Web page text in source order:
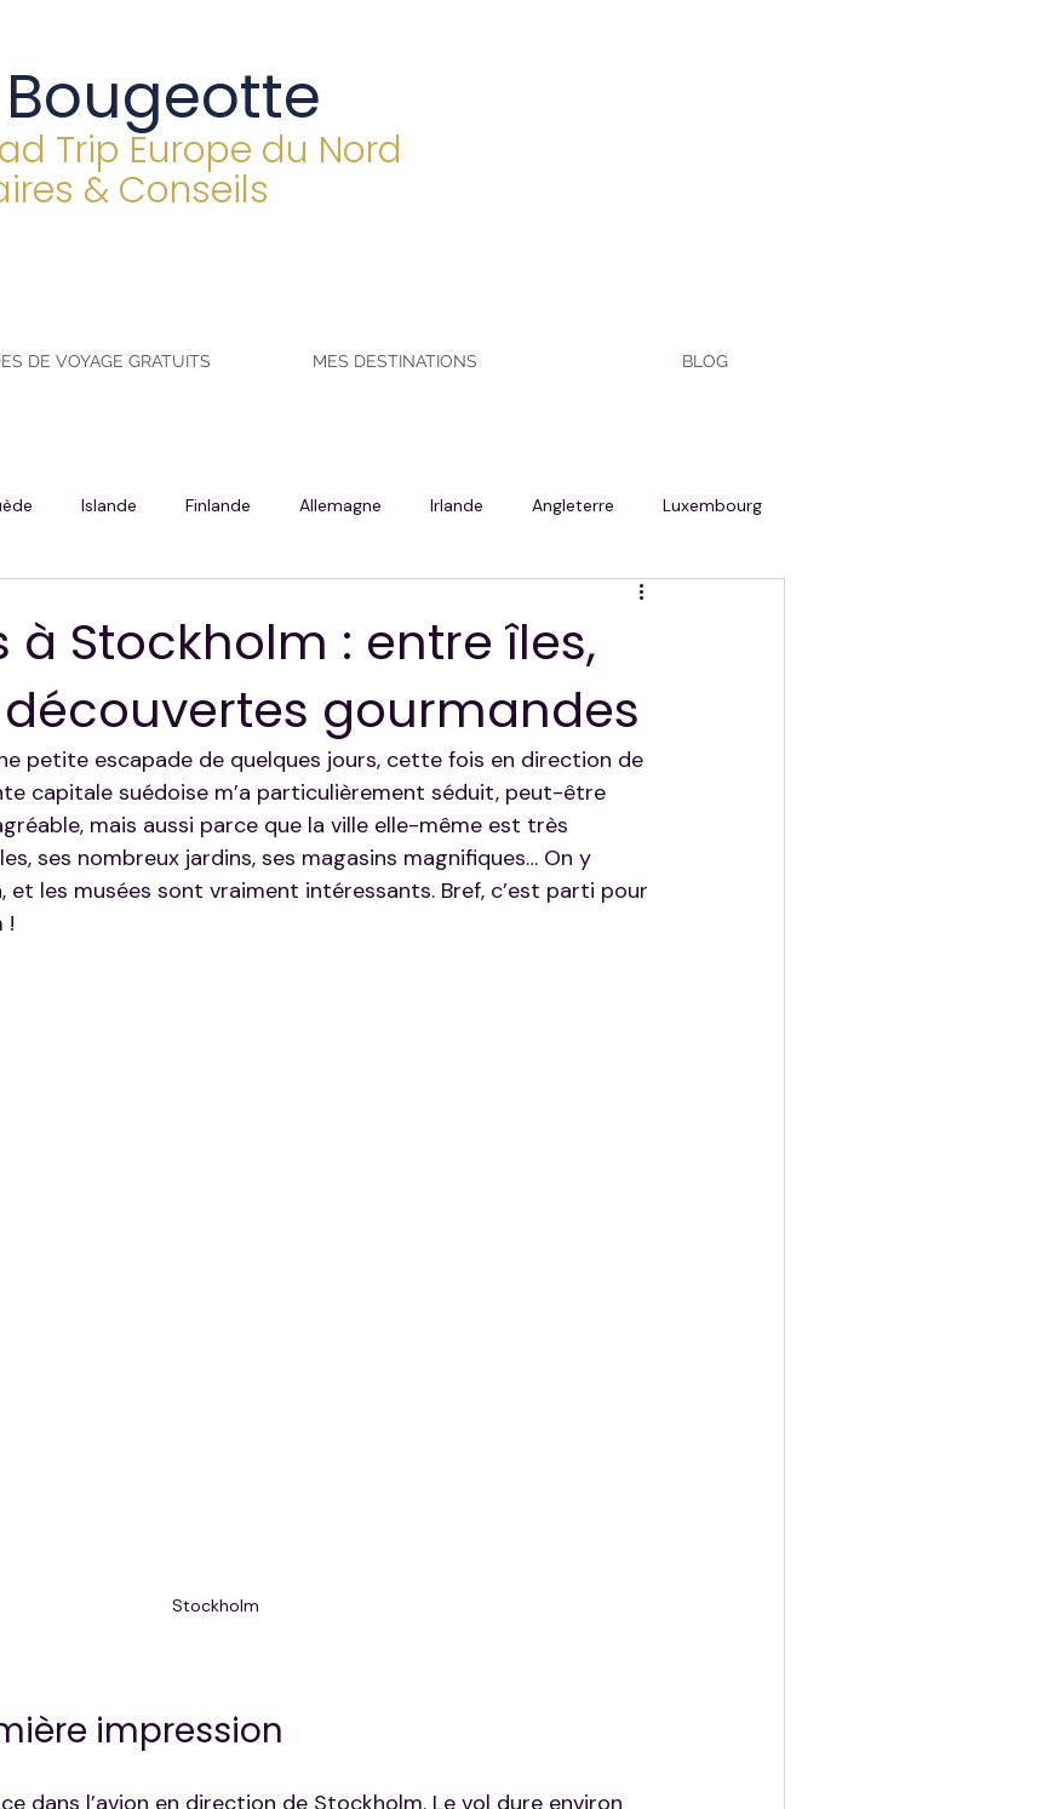
Trip Europe du Nord
& Conseils
DE VOYAGE GRATUITS MES DESTINATIONS BLOG
Islande Finlande Allemagne Irlande Angleterre Luxembourg
à Stockholm : entre îles,
gourmandes
petite escapade de quelques jours, cette fois en direction de
capitale suédoise m’a particulièrement séduit, peut-être
mais aussi parce que la ville elle-même est très
ses nombreux jardins, ses magasins magnifiques… On y
et les musées sont vraiment intéressants. Bref, c’est parti pour
!
Stockholm
impression